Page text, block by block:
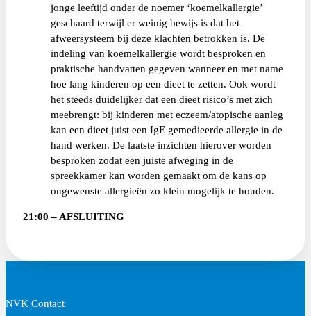
jonge leeftijd onder de noemer ‘koemelkallergie’
geschaard terwijl er weinig bewijs is dat het
afweersysteem bij deze klachten betrokken is. De
indeling van koemelkallergie wordt besproken en
praktische handvatten gegeven wanneer en met name
hoe lang kinderen op een dieet te zetten. Ook wordt
het steeds duidelijker dat een dieet risico’s met zich
meebrengt: bij kinderen met eczeem/atopische aanleg
kan een dieet juist een IgE gemedieerde allergie in de
hand werken. De laatste inzichten hierover worden
besproken zodat een juiste afweging in de
spreekkamer kan worden gemaakt om de kans op
ongewenste allergieën zo klein mogelijk te houden.
21:00 – AFSLUITING
NVK Contact